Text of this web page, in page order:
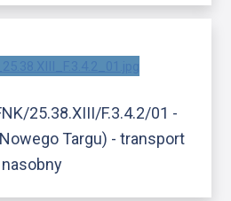
25.38.XIII/F.3.4.2/01 -
Targu) - transport
nasobny